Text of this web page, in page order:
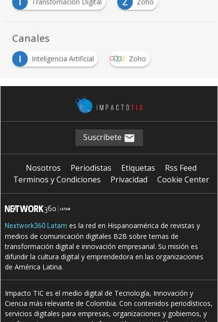
Canales
I
Inteligencia Artificial Zoho
Suscríbete
Nosotros Periodistas Etiquetas
Rss Feed
Terminos y Condiciones
Privacidad Cookie Center
Nextwork360 Latam es la red en Hispanoamérica de revistas y
medios de comunicación digitales B2B sobre temas de
transformación digital e innovación empresarial. Su misión es
difundir la cultura digital y emprendedora en las organizaciones
de América Latina.
Impacto TIC es el medio digital de Tecnología, Innovación y
Ciencia más relevante de Colombia. Con contenidos periodísticos,
servicios digitales para empresas, organizaciones y gobiernos, y